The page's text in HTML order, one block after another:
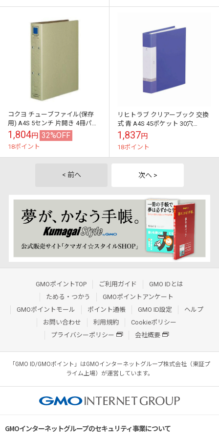
コクヨ チューブファイル(保存
用) A4S 5センチ 片開き 4冊パッ
ク フ-VM650MX4
1,804円 32%OFF
18ポイント
リヒトラブ クリアーブック 交換
式 青 A4S 45ポケット 30穴
G3806-8 LIHITLAB クリアブック
クリヤブック...
1,837円
18ポイント
< 前へ 次へ >
GMOポイントTOP ご利用ガイド
GMO IDとは
ためる・つかう
GMOポイントアンケート
GMOポイントモール
ポイント通帳 GMO ID設定
ヘルプ
お問い合わせ
利用規約
Cookieポリシー
プライバシーポリシー
会社概要
「GMO ID/GMOポイント」はGMOインターネットグループ株式会社（東証プ
ライム上場）が運営しています。
GMOインターネットグループのセキュリティ事業について